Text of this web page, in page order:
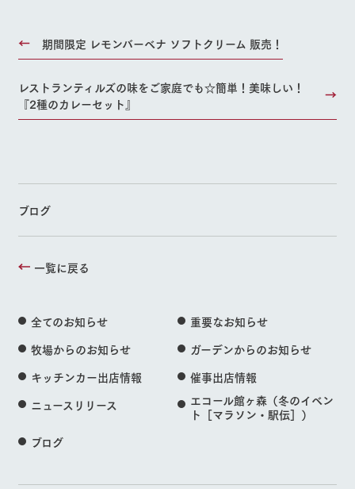
期間限定 レモンバーベナ ソフトクリーム 販売！
レストランティルズの味をご家庭でも☆簡単！美味しい！
『2種のカレーセット』
ブログ
一覧に戻る
全てのお知らせ
重要なお知らせ
牧場からのお知らせ
ガーデンからのお知らせ
キッチンカー出店情報
催事出店情報
ニュースリリース
エコール館ヶ森（冬のイベン
ト［マラソン・駅伝］）
ブログ